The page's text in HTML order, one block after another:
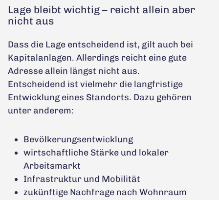
Lage bleibt wichtig – reicht allein aber
nicht aus
Dass die Lage entscheidend ist, gilt auch bei
Kapitalanlagen. Allerdings reicht eine gute
Adresse allein längst nicht aus.
Entscheidend ist vielmehr die langfristige
Entwicklung eines Standorts. Dazu gehören
unter anderem:
Bevölkerungsentwicklung
wirtschaftliche Stärke und lokaler
Arbeitsmarkt
Infrastruktur und Mobilität
zukünftige Nachfrage nach Wohnraum